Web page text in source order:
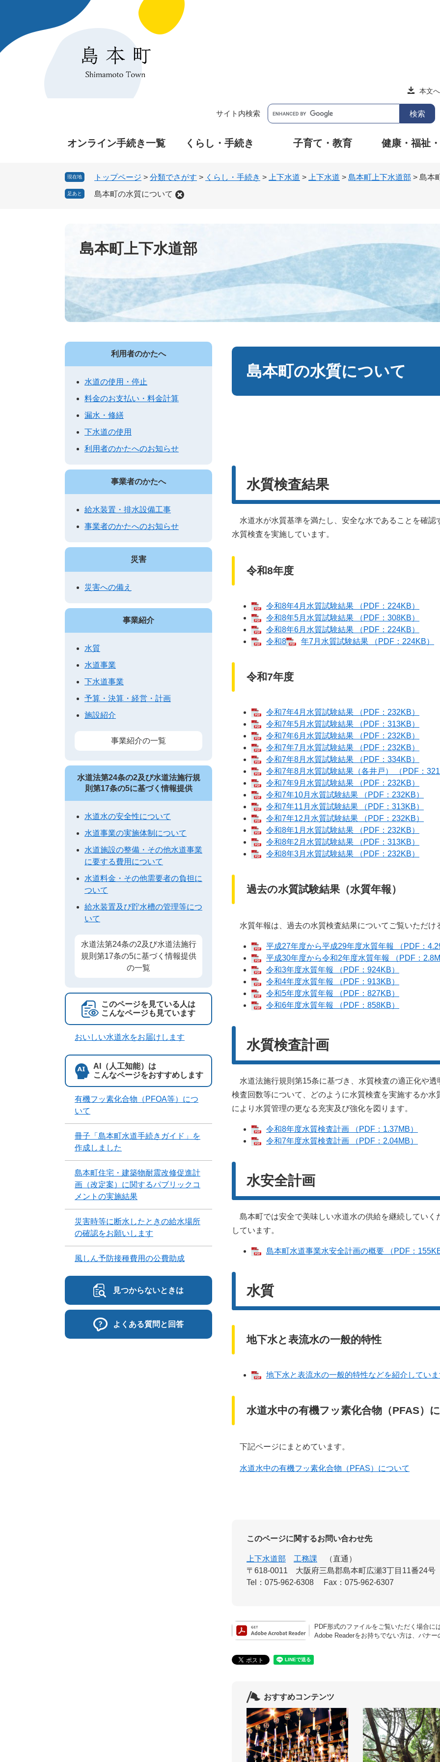
先
を
本文へ
サイト内検索
オンライン手続き一覧 くらし・手続き 子育て・教育 健康・福祉
現在地 トップページ > 分類でさがす > くらし・手続き > 上下水道 > 上下水道 > 島本町上下水道部 > 島本
足あと 島本町の水質について
島本町上下水道部
島本町の水質について
水質検査結果
水道水が水質基準を満たし、安全な水であることを確認
水質検査を実施しています。
令和8年度
令和8年4月水質試験結果 （PDF：224KB）
令和8年5月水質試験結果 （PDF：308KB）
令和8年6月水質試験結果 （PDF：224KB）
令和8
年7月水質試験結果 （PDF：224KB）
令和7年度
令和7年4月水質試験結果 （PDF：232KB）
令和7年5月水質試験結果 （PDF：313KB）
令和7年6月水質試験結果 （PDF：232KB）
令和7年7月水質試験結果 （PDF：232KB）
令和7年8月水質試験結果 （PDF：334KB）
令和7年8月水質試験結果（各井戸） （PDF：
令和7年9月水質試験結果 （PDF：232KB）
令和7年10月水質試験結果 （PDF：232KB）
令和7年11月水質試験結果 （PDF：313KB）
令和7年12月水質試験結果 （PDF：232KB）
令和8年1月水質試験結果 （PDF：232KB）
令和8年2月水質試験結果 （PDF：313KB）
令和8年3月水質試験結果 （PDF：232KB）
過去の水質試験結果（水質年報）
水質年報は、過去の水質検査結果についてご覧いただけ
平成27年度から平成29年度水質年報 （PDF：
平成30年度から令和2年度水質年報 （PDF：
令和3年度水質年報 （PDF：924KB）
令和4年度水質年報 （PDF：913KB）
令和5年度水質年報 （PDF：827KB）
令和6年度水質年報 （PDF：858KB）
水質検査計画
水道法施行規則第15条に基づき、水質検査の適正化や
検査回数等について、どのように水質検査を実施するか
により水質管理の更なる充実及び強化を図ります。
令和8年度水質検査計画 （PDF：1.37MB）
令和7年度水質検査計画 （PDF：2.04MB）
水安全計画
島本町では安全で美味しい水道水の供給を継続していく
しています。
島本町水道事業水安全計画の概要 （PDF：
水質
地下水と表流水の一般的特性
地下水と表流水の一般的特性などを紹介してい
水道水中の有機フッ素化合物（PFAS）
下記ページにまとめています。
水道水中の有機フッ素化合物（PFAS）について
このページに関するお問い合わせ先
上下水道部 工務課
直通
〒618-0011
大阪府三島郡島本町広瀬3丁目11番24号
Tel：075-962-6308
Fax：075-962-6307
PDF形式のファイルをご覧いただく場合に
Adobe Readerをお持ちでない方は、バナ
おすすめコンテンツ
利用者のかたへ
水道の使用・停止
料金のお支払い・料金計算
漏水・修繕
下水道の使用
利用者のかたへのお知らせ
事業者のかたへ
給水装置・排水設備工事
事業者のかたへのお知らせ
災害
災害への備え
事業紹介
水質
水道事業
下水道事業
予算・決算・経営・計画
施設紹介
事業紹介の一覧
水道法第24条の2及び水道法施行規
則第17条の5に基づく情報提供
水道水の安全性について
水道事業の実施体制について
水道施設の整備・その他水道事業
に要する費用について
水道料金・その他需要者の負担に
ついて
給水装置及び貯水槽の管理等につ
いて
水道法第24条の2及び水道法施行
規則第17条の5に基づく情報提供
の一覧
このページを見ている人は
こんなページも見ています
おいしい水道水をお届けします
AI（人工知能）は
こんなページをおすすめします
有機フッ素化合物（PFOA等）につ
いて
冊子「島本町水道手続きガイド」を
作成しました
島本町住宅・建築物耐震改修促進計
画（改定案）に関するパブリックコ
メントの実施結果
災害時等に断水したときの給水場所
の確認をお願いします
風しん予防接種費用の公費助成
見つからないときは
よくある質問と回答